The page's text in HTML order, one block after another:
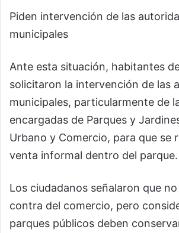
Piden intervención de las
municipales
Ante esta situación, habitantes
solicitaron la intervención de las
municipales, particularmente de
encargadas de Parques y
Urbano y Comercio, para que se
venta informal dentro del parque.
Los ciudadanos señalaron que
contra del comercio, pero
parques públicos deben